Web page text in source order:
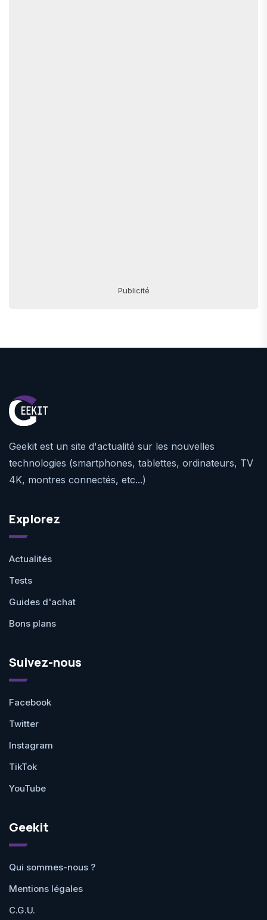
Publicité
Geekit est un site d'actualité sur les nouvelles
technologies (smartphones, tablettes, ordinateurs, TV
4K, montres connectés, etc...)
Explorez
Actualités
Tests
Guides d'achat
Bons plans
Suivez-nous
Facebook
Twitter
Instagram
TikTok
YouTube
Geekit
Qui sommes-nous ?
Mentions légales
C.G.U.